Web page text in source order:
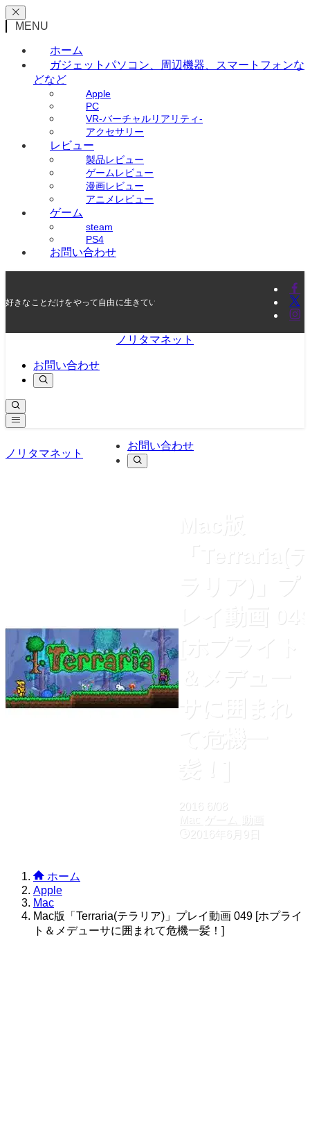
MENU
ホーム
ガジェット パソコン、周辺機器、スマートフォンな
どなど
Apple
PC
VR-バーチャルリアリティ-
アクセサリー
レビュー
製品レビュー
ゲームレビュー
漫画レビュー
アニメレビュー
ゲーム
steam
PS4
お問い合わせ
好きなことだけをやって自由に生きていく
ノリタマネット
お問い合わせ
ノリタマネット
お問い合わせ
Mac版
「Terraria(
ラリア)」プ
レイ動画
[ホプライト
＆メデュー
サに囲まれ
て危機一
髪！]
2016 6/08
Mac ゲーム
動画
2016年6月9日
ホーム
Apple
Mac
Mac版「Terraria(テラリア)」プレイ動画 049 [ホプライ
ト＆メデューサに囲まれて危機一髪！]